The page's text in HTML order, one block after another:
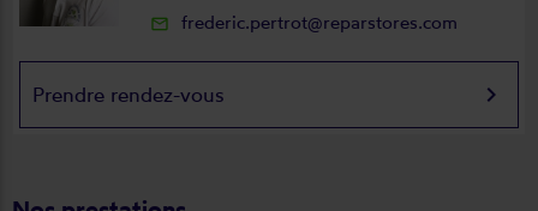
mail_outline frederic.pertrot@reparstores.com
Prendre rendez-vous keyboard_arrow_right